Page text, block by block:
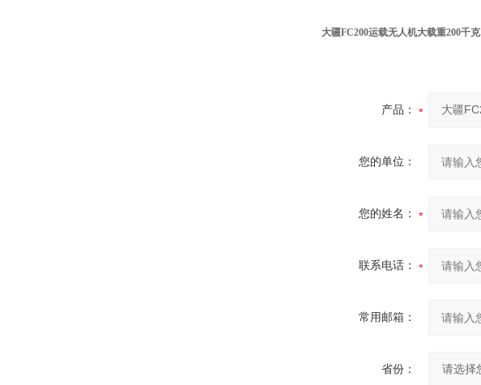
大疆FC200运载无人机大载重200千克
产品：
您的单位：
您的姓名：
联系电话：
常用邮箱：
省份：